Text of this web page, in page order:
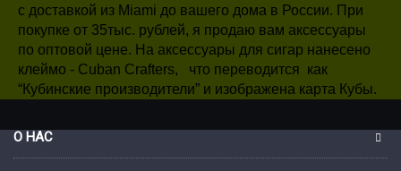
с доставкой из Miami до вашего дома в России. При
покупке от 35тыс. рублей, я продаю вам аксессуары
по оптовой цене. На аксессуары для сигар нанесено
клеймо - Cuban Crafters, что переводится как
“Кубинские производители” и изображена карта Кубы.
О НАС